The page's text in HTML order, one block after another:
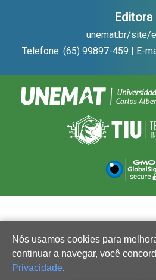
Editora
unemat.br/site/
Telefone: (65) 99897-459 | E-
Nós usamos cookies para
continuar a navegar, você
Privacidade.